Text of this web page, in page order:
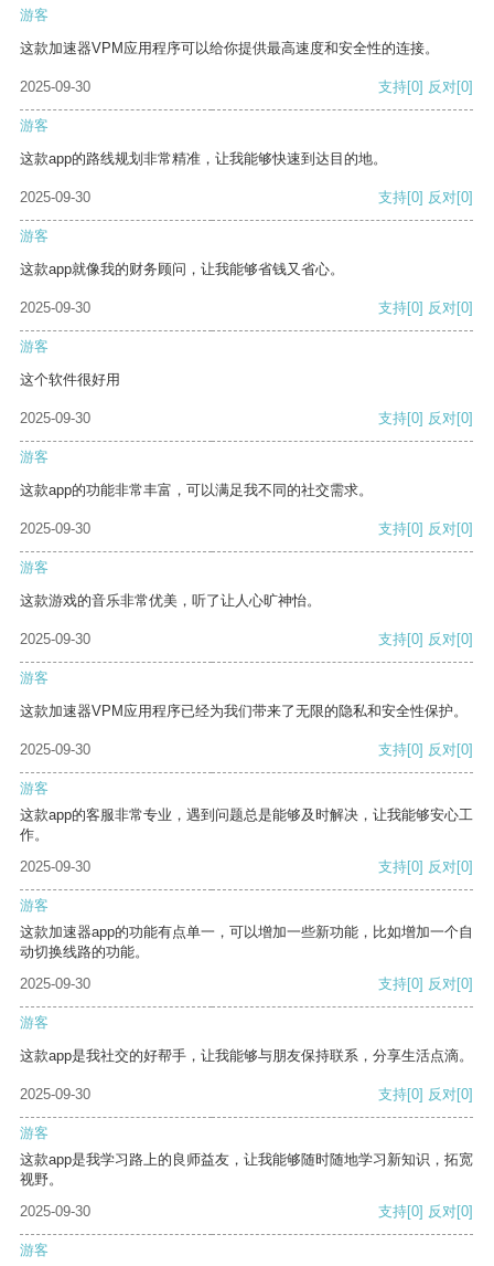
游客
这款加速器VPM应用程序可以给你提供最高速度和安全性的连接。
2025-09-30 支持[0] 反对[0]
游客
这款app的路线规划非常精准，让我能够快速到达目的地。
2025-09-30 支持[0] 反对[0]
游客
这款app就像我的财务顾问，让我能够省钱又省心。
2025-09-30 支持[0] 反对[0]
游客
这个软件很好用
2025-09-30 支持[0] 反对[0]
游客
这款app的功能非常丰富，可以满足我不同的社交需求。
2025-09-30 支持[0] 反对[0]
游客
这款游戏的音乐非常优美，听了让人心旷神怡。
2025-09-30 支持[0] 反对[0]
游客
这款加速器VPM应用程序已经为我们带来了无限的隐私和安全性保护。
2025-09-30 支持[0] 反对[0]
游客
这款app的客服非常专业，遇到问题总是能够及时解决，让我能够安心工
作。
2025-09-30
支持[0] 反对[0]
游客
这款加速器app的功能有点单一，可以增加一些新功能，比如增加一个自
动切换线路的功能。
2025-09-30
支持[0] 反对[0]
游客
这款app是我社交的好帮手，让我能够与朋友保持联系，分享生活点滴。
2025-09-30 支持[0] 反对[0]
游客
这款app是我学习路上的良师益友，让我能够随时随地学习新知识，拓宽
视野。
2025-09-30
支持[0] 反对[0]
游客